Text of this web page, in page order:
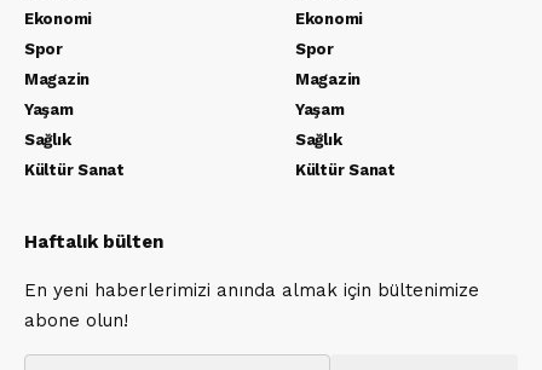
Ekonomi
Spor
Magazin
Yaşam
Sağlık
Kültür Sanat
Ekonomi
Spor
Magazin
Yaşam
Sağlık
Kültür Sanat
Haftalık bülten
En yeni haberlerimizi anında almak için bültenimize
abone olun!